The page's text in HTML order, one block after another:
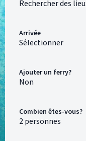
Arrivée
Sélectionner
Combien êtes-vous?
Ajouter un ferry?
Non